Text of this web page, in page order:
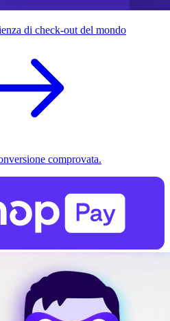
di check-out del mondo
comprovata.